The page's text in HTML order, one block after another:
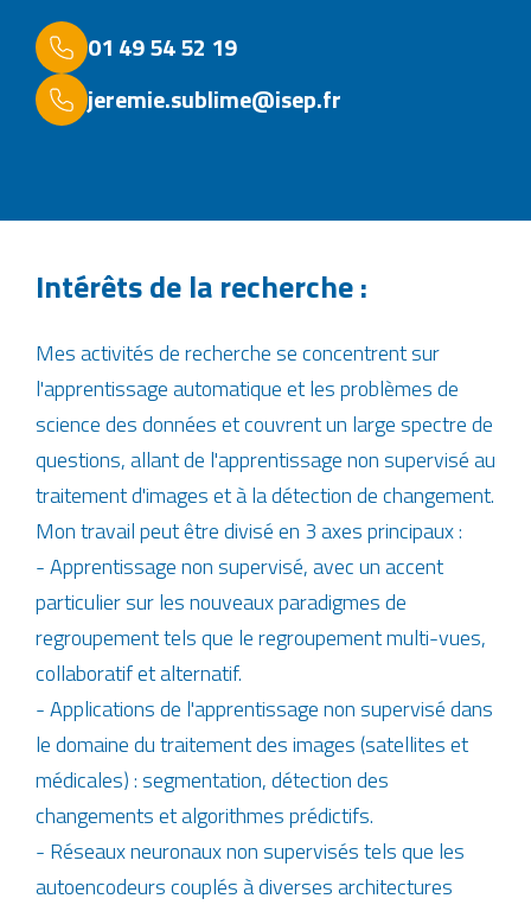
01 49 54 52 19
jeremie.sublime@isep.fr
Intérêts de la recherche :
Mes activités de recherche se concentrent sur
l'apprentissage automatique et les problèmes de
science des données et couvrent un large spectre de
questions, allant de l'apprentissage non supervisé au
traitement d'images et à la détection de changement.
Mon travail peut être divisé en 3 axes principaux :
- Apprentissage non supervisé, avec un accent
particulier sur les nouveaux paradigmes de
regroupement tels que le regroupement multi-vues,
collaboratif et alternatif.
- Applications de l'apprentissage non supervisé dans
le domaine du traitement des images (satellites et
médicales) : segmentation, détection des
changements et algorithmes prédictifs.
- Réseaux neuronaux non supervisés tels que les
autoencodeurs couplés à diverses architectures